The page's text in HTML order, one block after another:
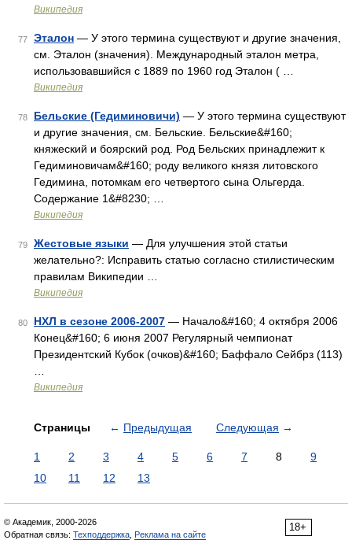
Википедия
77 Эталон — У этого термина существуют и другие значения,
см. Эталон (значения). Международный эталон метра,
использовавшийся с 1889 по 1960 год Эталон ( …
Википедия
78 Бельские (Гедиминовичи) — У этого термина существуют
и другие значения, см. Бельские. Бельские&#160;
княжеский и боярский род. Род Бельских принадлежит к
Гедиминовичам&#160; роду великого князя литовского
Гедимина, потомкам его четвертого сына Ольгерда.
Содержание 1&#8230; …
Википедия
79 Жестовые языки — Для улучшения этой статьи
желательно?: Исправить статью согласно стилистическим
правилам Википедии …
Википедия
80 НХЛ в сезоне 2006-2007 — Начало&#160; 4 октября 2006
Конец&#160; 6 июня 2007 Регулярный чемпионат
Президентский Кубок (очков)&#160; Баффало Сейбрз (113)
Википедия
Страницы ← Предыдущая Следующая →
1 2 3 4 5 6 7 8
9
10
11 12 13
18+
© Академик, 2000-2026
Обратная связь: Техподдержка Реклама на сайте